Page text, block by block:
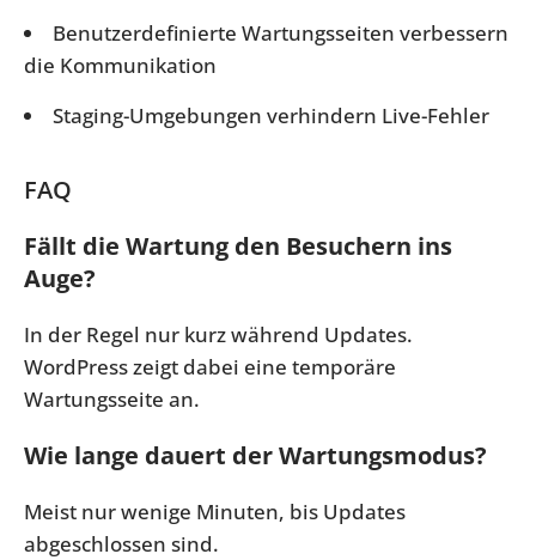
Benutzerdefinierte Wartungsseiten verbessern
die Kommunikation
Staging-Umgebungen verhindern Live-Fehler
FAQ
Fällt die Wartung den Besuchern ins
Auge?
In der Regel nur kurz während Updates.
WordPress zeigt dabei eine temporäre
Wartungsseite an.
Wie lange dauert der Wartungsmodus?
Meist nur wenige Minuten, bis Updates
abgeschlossen sind.